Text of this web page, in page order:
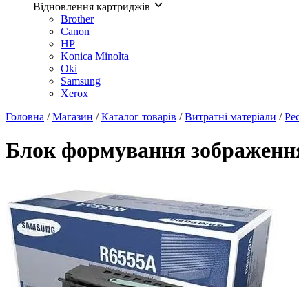
Відновлення картриджів
Brother
Canon
HP
Konica Minolta
Oki
Samsung
Xerox
Головна /Магазин /Каталог товарів /Витратні матеріали /
Блок формування